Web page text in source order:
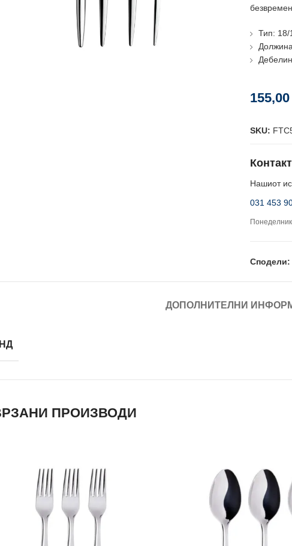
Тип: 18/
SKU:
Нашиот
031 453
Сподели:
ДОПОЛНИТЕЛНИ
ПРОИЗВОДИ